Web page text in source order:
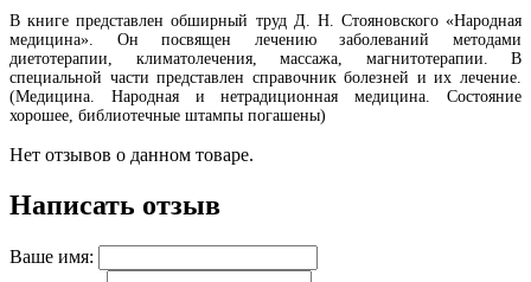
В книге представлен обширный труд Д. Н. Стояновского «Народная
медицина». Он посвящен лечению заболеваний методами
диетотерапии, климатолечения, массажа, магнитотерапии. В
специальной части представлен справочник болезней и их лечение.
(Медицина. Народная и нетрадиционная медицина. Состояние
хорошее, библиотечные штампы погашены)
Нет отзывов о данном товаре.
Написать отзыв
Ваше имя: